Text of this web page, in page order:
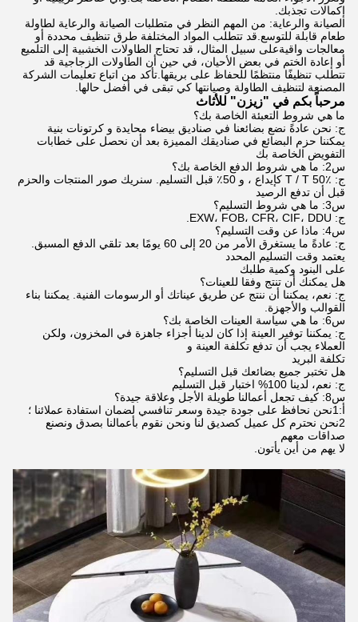
إكمالات تجذبك.
الصيانة والرعاية: من المهم النظر في متطلبات الصيانة والرعاية لطاولة
طعام قابلة للتوسع.قد تتطلب المواد المختلفة طرق تنظيف محددة أو
معالجات واقيةعلى سبيل المثال، قد تحتاج الطاولات الخشبية إلى التلميع
أو إعادة الختم في بعض الأحيان، في حين أن الطاولات الزجاجية قد
تتطلب تنظيفًا منتظمًا للحفاظ على بريقها.تأكد من اتباع تعليمات الشركة
المصنعة لتنظيف الطاولة وصيانتها كي تبقى في أفضل حالها.
مرحباً بكم في "زيزن" للأثاث
ما هي شروط التعبئة الخاصة بك؟
ج: نحن عادةً نضع بضائعنا في صناديق بيضاء محايدة و كرتونات بنية
يمكننا حزم البضائع في صناديقك المميزة بعد أن نحصل على خطابات
التفويض الخاصة بك
س2: ما هي شروط الدفع الخاصة بك؟
ج: T / T 50٪ كإيداع ، و 50٪ قبل التسليم. سنريك صور المنتجات والحزم
قبل أن تدفع الرصيد
س3: ما هي شروط التسليم؟
ج: EXW، FOB، CFR، CIF، DDU.
س4: ماذا عن وقت التسليم؟
ج: عادةً ما يستغرق الأمر من 20 إلى 60 يومًا بعد تلقي الدفع المسبق.
يعتمد وقت التسليم المحدد
على البنود وكمية طلبك
هل يمكنك أن تنتج وفقا للعينات؟
ج: نعم، يمكننا أن ننتج عن طريق عيناتك أو الرسومات الفنية. يمكننا بناء
القوالب والأجهزة.
س6: ما هي سياسة العينات الخاصة بك؟
ج: يمكننا توفير العينة إذا كان لدينا أجزاء جاهزة في المخزون، ولكن
العملاء يجب أن تدفع تكلفة العينة و
تكلفة البريد
هل تختبر جميع بضائعك قبل التسليم؟
ج: نعم، لدينا 100% اختبار قبل التسليم
س8: كيف تجعل أعمالنا طويلة الأجل وعلاقة جيدة؟
أ:1نحن نحافظ على جودة جيدة وسعر تنافسي لضمان استفادة عملائنا ؛
2نحن نحترم كل عميل كصديق لنا ونحن نقوم بأعمالنا بصدق ونصنع
صداقات معهم
لا يهم من أين يأتون.